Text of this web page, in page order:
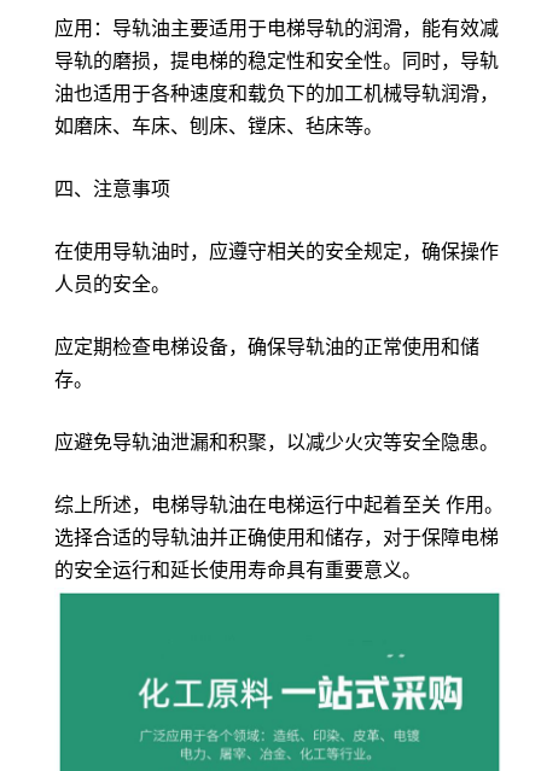
应用：导轨油主要适用于电梯导轨的润滑，能有效减
导轨的磨损，提电梯的稳定性和安全性。同时，导轨
油也适用于各种速度和载负下的加工机械导轨润滑，
如磨床、车床、刨床、镗床、毡床等。
四、注意事项
在使用导轨油时，应遵守相关的安全规定，确保操作
人员的安全。
应定期检查电梯设备，确保导轨油的正常使用和储
存。
应避免导轨油泄漏和积聚，以减少火灾等安全隐患。
综上所述，电梯导轨油在电梯运行中起着至关 作用。
选择合适的导轨油并正确使用和储存，对于保障电梯
的安全运行和延长使用寿命具有重要意义。